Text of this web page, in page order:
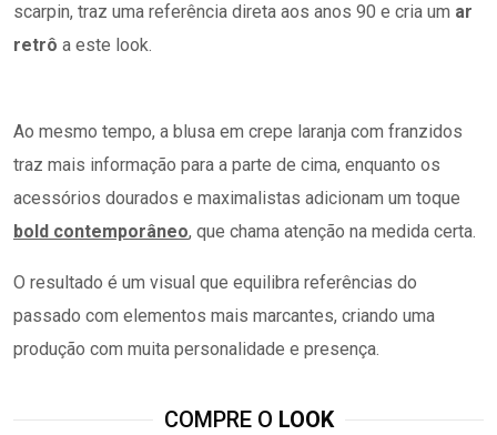
scarpin, traz uma referência direta aos anos 90 e cria um ar
retrô a este look.
Ao mesmo tempo, a blusa em crepe laranja com franzidos
traz mais informação para a parte de cima, enquanto os
acessórios dourados e maximalistas adicionam um toque
bold contemporâneo, que chama atenção na medida certa.
O resultado é um visual que equilibra referências do
passado com elementos mais marcantes, criando uma
produção com muita personalidade e presença.
COMPRE O LOOK